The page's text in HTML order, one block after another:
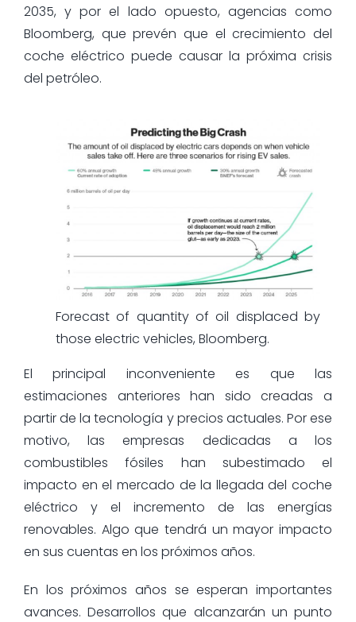
2035, y por el lado opuesto, agencias como
Bloomberg, que prevén que el crecimiento del
coche eléctrico puede causar la próxima crisis
del petróleo.
Forecast of quantity of oil displaced by
those electric vehicles, Bloomberg.
El principal inconveniente es que las
estimaciones anteriores han sido creadas a
partir de la tecnología y precios actuales. Por ese
motivo, las empresas dedicadas a los
combustibles fósiles han subestimado el
impacto en el mercado de la llegada del coche
eléctrico y el incremento de las energías
renovables. Algo que tendrá un mayor impacto
en sus cuentas en los próximos años.
En los próximos años se esperan importantes
avances. Desarrollos que alcanzarán un punto